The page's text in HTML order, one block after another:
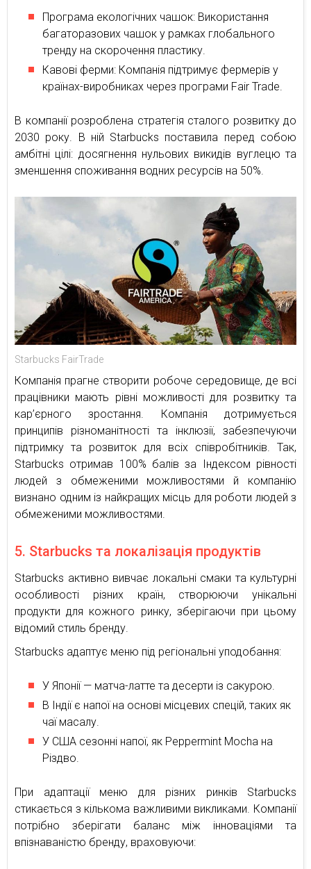
Програма екологічних чашок: Використання
багаторазових чашок у рамках глобального
тренду на скорочення пластику.
Кавові ферми: Компанія підтримує фермерів у
країнах-виробниках через програми Fair Trade.
В компанії розроблена стратегія сталого розвитку до
2030 року. В ній Starbucks поставила перед собою
амбітні цілі: досягнення нульових викидів вуглецю та
зменшення споживання водних ресурсів на 50%.
Starbucks FairTrade
Компанія прагне створити робоче середовище, де всі
працівники мають рівні можливості для розвитку та
кар’єрного зростання. Компанія дотримується
принципів різноманітності та інклюзії, забезпечуючи
підтримку та розвиток для всіх співробітників. Так,
Starbucks отримав 100% балів за Індексом рівності
людей з обмеженими можливостями й компанію
визнано одним із найкращих місць для роботи людей з
обмеженими можливостями.
5. Starbucks та локалізація продуктів
Starbucks активно вивчає локальні смаки та культурні
особливості різних країн, створюючи унікальні
продукти для кожного ринку, зберігаючи при цьому
відомий стиль бренду.
Starbucks адаптує меню під регіональні уподобання:
У Японії — матча-латте та десерти із сакурою.
В Індії є напої на основі місцевих спецій, таких як
чаї масалу.
У США сезонні напої, як Peppermint Mocha на
Різдво.
При адаптації меню для різних ринків Starbucks
стикається з кількома важливими викликами. Компанії
потрібно зберігати баланс між інноваціями та
впізнаваністю бренду, враховуючи: